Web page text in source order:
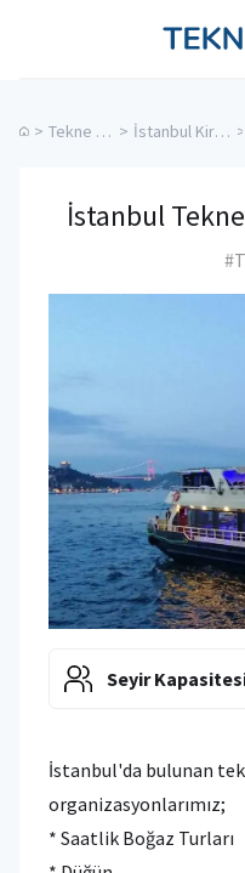
Tekne ve
> Tekne Düğünü > İstanbul Kiralık Yatlar
İstanbul
Seyir
İstanbul'da bulunan
organizasyonlarımız;
* Saatlik Boğaz Turları